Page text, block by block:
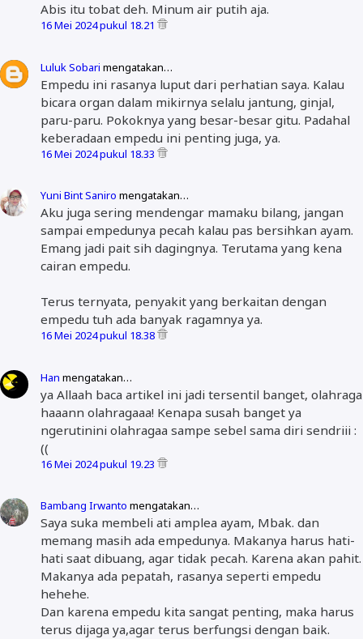
Abis itu tobat deh. Minum air putih aja.
16 Mei 2024 pukul 18.21
Luluk Sobari mengatakan…
Empedu ini rasanya luput dari perhatian saya. Kalau
bicara organ dalam mikirnya selalu jantung, ginjal,
paru-paru. Pokoknya yang besar-besar gitu. Padahal
keberadaan empedu ini penting juga, ya.
16 Mei 2024 pukul 18.33
Yuni Bint Saniro mengatakan…
Aku juga sering mendengar mamaku bilang, jangan
sampai empedunya pecah kalau pas bersihkan ayam.
Emang jadi pait sih dagingnya. Terutama yang kena
cairan empedu.
Terus ternyata, penyakit yang berkaitan dengan
empedu tuh ada banyak ragamnya ya.
16 Mei 2024 pukul 18.38
Han mengatakan…
ya Allaah baca artikel ini jadi tersentil banget, olahraga
haaann olahragaaa! Kenapa susah banget ya
ngerutinini olahragaa sampe sebel sama diri sendriii :
((
16 Mei 2024 pukul 19.23
Bambang Irwanto mengatakan…
Saya suka membeli ati amplea ayam, Mbak. dan
memang masih ada empedunya. Makanya harus hati-
hati saat dibuang, agar tidak pecah. Karena akan pahit.
Makanya ada pepatah, rasanya seperti empedu
hehehe.
Dan karena empedu kita sangat penting, maka harus
terus dijaga ya,agar terus berfungsi dengan baik.